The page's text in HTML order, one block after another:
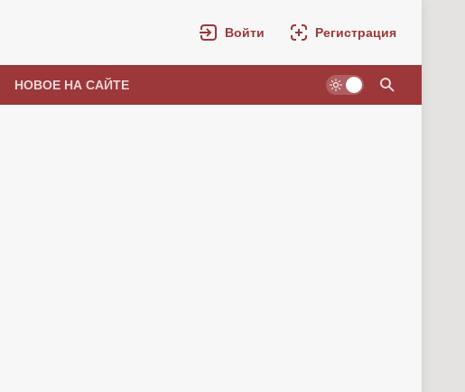
Войти Регистрация
НОВОЕ НА САЙТЕ